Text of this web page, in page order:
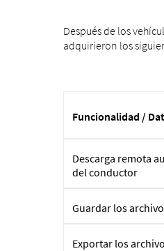
Después de los
adquirieron los
Funcionalidad /
Descarga remota
del conductor
Guardar los
Exportar los